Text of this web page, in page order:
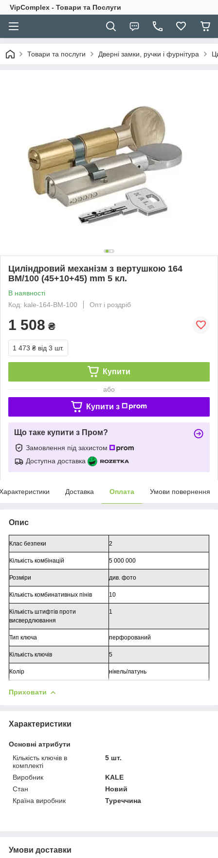
VipComplex - Товари та Послуги
Товари та послуги Дверні замки, ручки і фурнітура
Циліндровий механізм з вертушкою 164
BM/100 (45+10+45) mm 5 кл.
В наявності
Код: kale-164-BM-100
Опт і роздріб
1 508 ₴
1 473 ₴ від 3 шт.
Купити
або
Купити з
Що таке купити з Пром?
Замовлення під захистом
Доступна доставка
Доставка Оплата Умови повернення
Опис
Клас безпеки 2
Кількість комбінацій 5 000 000
Розміри див. фото
Кількість комбинативных пінів 10
Кількість штифтів проти
висвердлювання
1
Тип ключа перфорований
Кількість ключів 5
Колір нікель/латунь
Приховати
Характеристики
Основні атрибути
Кількість ключів в
комплекті
5 шт.
Виробник
KALE
Стан
Новий
Країна виробник
Туреччина
Умови доставки